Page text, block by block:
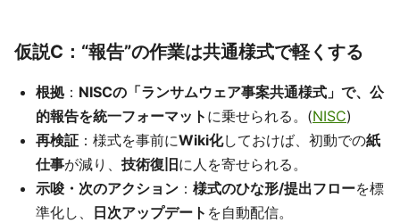
仮説C：“報告”の作業は共通様式で軽くする
根拠 ： NISCの「ランサムウェア事案共通様式」で、公
的報告を統一フォーマット に乗せられる。(NISC)
再検証 ：様式を事前にWiki化しておけば、初動での紙
仕事が減り、 技術復旧に人を寄せられる。
示唆・次のアクション ： 様式のひな形/提出フローを標
準化し、
日次アップデート を自動配信。